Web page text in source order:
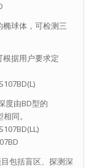
球体，可检测三
据用户要求定
度由BD型的
同。
包括盲区、探测深